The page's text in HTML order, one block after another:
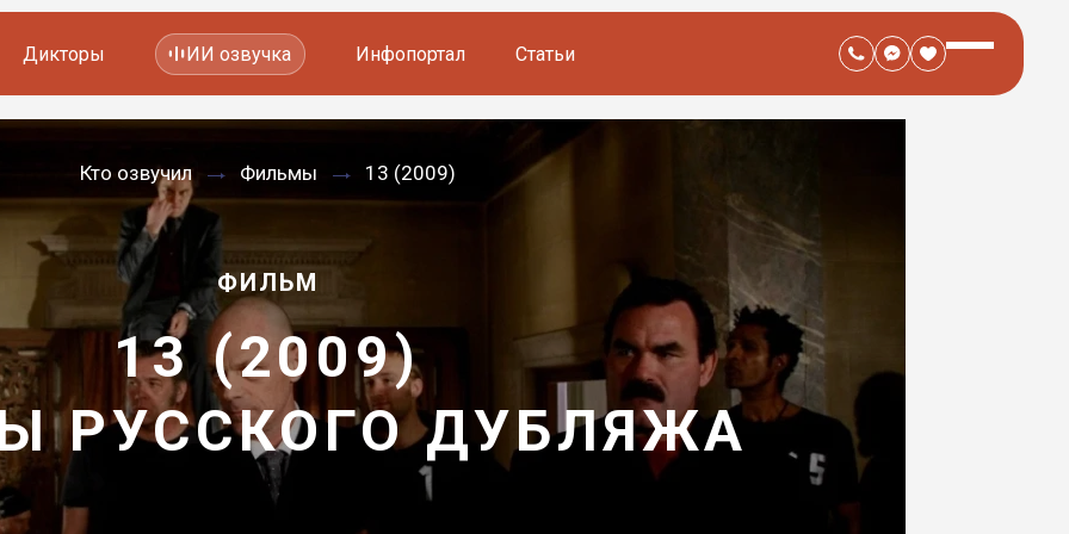
Мультфильмов
YouTube каналов
Видеорекламы
Дикторы ИИ озвучка Инфопортал Статьи
Кто озвучил Фильмы 13 (2009)
ФИЛЬМ
13 (2009)
—
РУССКОГО ДУБЛЯЖА